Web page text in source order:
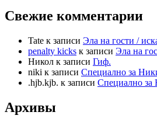
Свежие комментарии
Tate к записи Эла на гости /
penalty kicks к записи Эла на
Никол к записи Гиф.
niki к записи Специално за
.hjb.kjb. к записи Специално за
Архивы